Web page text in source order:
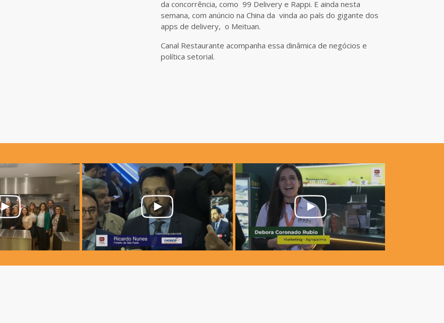
da concorrência, como 99 Delivery e Rappi. E ainda nesta
semana, com anúncio na China da vinda ao país do gigante dos
apps de delivery, o Meituan.
Canal Restaurante acompanha essa dinâmica de negócios e
política setorial.